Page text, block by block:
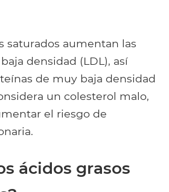
saturados aumentan las
densidad (LDL), así
de muy baja densidad
un colesterol malo,
el riesgo de
ácidos grasos